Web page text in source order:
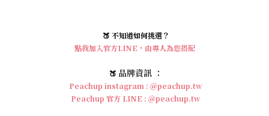
🍑 不知道如何挑選？
點我加入官方LINE，由專人為您搭配
🍑 品牌資訊 ：
Peachup instagram : ＠peachup.tw
Peachup 官方 LINE : ＠peachup.tw